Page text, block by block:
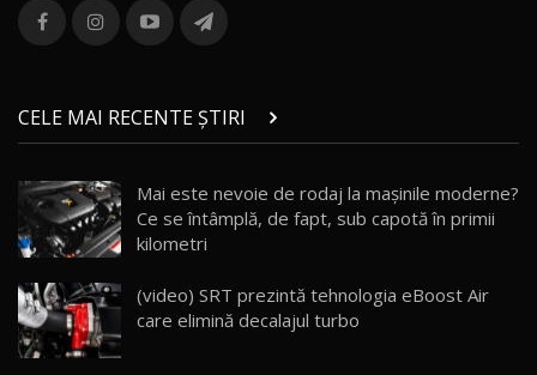
13
combină aventura cu luxul / AutoBlog.MD
36:08
chinez care face lumea să se întoarcă după el
/ AutoBlog.MD
17:27
15 14:37
16
AutoBlogMD
13:10
CELE MAI RECENTE ȘTIRI
Mai este nevoie de rodaj la mașinile moderne?
Ce se întâmplă, de fapt, sub capotă în primii
kilometri
(video) SRT prezintă tehnologia eBoost Air
care elimină decalajul turbo